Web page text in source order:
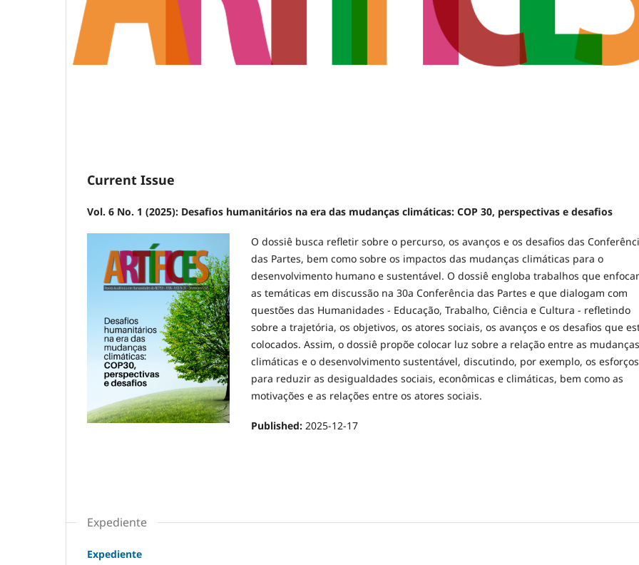
Current Issue
Vol. 6 No. 1 (2025): Desafios humanitários na era das mudanças climáticas: COP 30, perspectivas e desafios
O dossiê busca refletir sobre o percurso, os avanços e os desafios das
das Partes, bem como sobre os impactos das mudanças climáticas para o
desenvolvimento humano e sustentável. O dossiê engloba trabalhos que
as temáticas em discussão na 30a Conferência das Partes e que dialogam com
questões das Humanidades - Educação, Trabalho, Ciência e Cultura - refletindo
sobre a trajetória, os objetivos, os atores sociais, os avanços e os desafios que
colocados. Assim, o dossiê propõe colocar luz sobre a relação entre as mudanças
climáticas e o desenvolvimento sustentável, discutindo, por exemplo, os esforços
para reduzir as desigualdades sociais, econômicas e climáticas, bem como as
motivações e as relações entre os atores sociais.
Published: 2025-12-17
Expediente
Expediente